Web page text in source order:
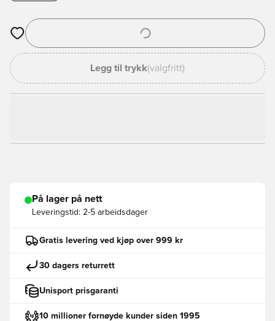
Åpner en Modal for å logge inn eller registrere deg som
Legg til trykk(valgfritt)
På lager på nett
Leveringstid: 2-5 arbeidsdager
Gratis levering ved kjøp over 999 kr
30 dagers returrett
Unisport prisgaranti
10 millioner fornøyde kunder siden 1995